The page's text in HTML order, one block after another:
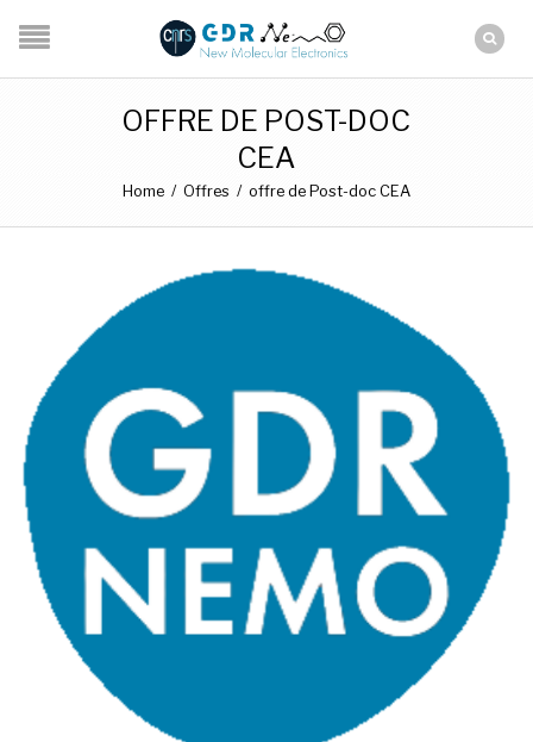
OFFRE DE POST-DOC
CEA
Home / Offres / offre de Post-doc CEA